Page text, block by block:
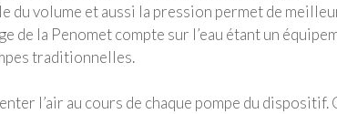
du volume et aussi la pression permet de
de la Penomet compte sur l’eau étant un
traditionnelles.
l’air au cours de chaque pompe du dispositif.